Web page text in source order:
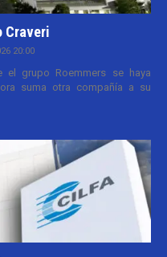
Craveri
20:00
grupo Roemmers se haya
suma otra compañía a su